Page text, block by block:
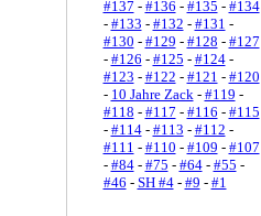
#137 - #136 - #135 - #134
- #133 - #132 - #131 -
#130 - #129 - #128 - #127
- #126 - #125 - #124-
#123 - #122 - #121 - #120
- 10 Jahre Zack- #119 -
#118 - #117 - #116 - #115
- #114- #113 - #112 -
#111 - #110 - #109 - #107
- #84- #75 - #64- #55 -
#46 - SH #4- #9 - #1